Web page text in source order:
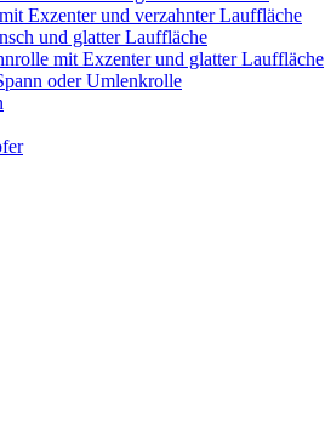
Exzenter und verzahnter Lauffläche
und glatter Lauffläche
mit Exzenter und glatter Lauffläche
oder Umlenkrolle